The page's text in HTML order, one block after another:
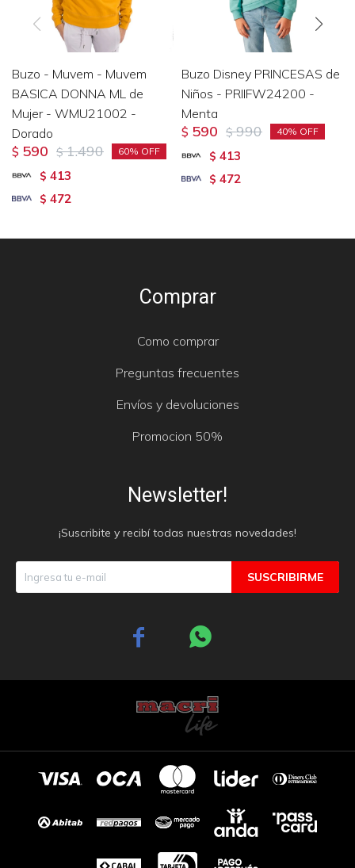
Buzo - Muvem - Muvem
BASICA DONNA ML de
Mujer - WMU21002 -
Dorado
$ 590 $ 1.490 60
$ 413
$ 472
Buzo Disney PRINCESAS de
Niños - PRIIFW24200 -
Menta
$ 590 $ 990 40
$ 413
$ 472
Comprar
Como comprar
Preguntas frecuentes
Envíos y devoluciones
Promocion 50%
Newsletter!
¡Suscribite y recibí todas nuestras novedades!
SUSCRIBIRME
 